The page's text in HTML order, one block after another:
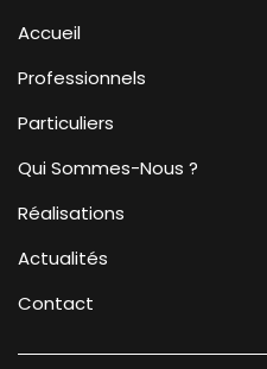
Accueil
Professionnels
Particuliers
Qui Sommes-Nous ?
Réalisations
Actualités
Contact